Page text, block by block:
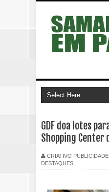
GDF doa lotes
Shopping Center
CRIATIVO PUBLICIDADE
DESTAQUES